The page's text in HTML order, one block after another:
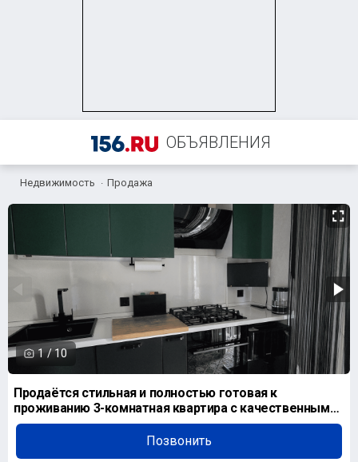
ОБЪЯВЛЕНИЯ
Недвижимость Продажа
1 / 10
Продаётся стильная и полностью готовая к
проживанию 3-комнатная квартира с качественным
дизайнерским
Позвонить